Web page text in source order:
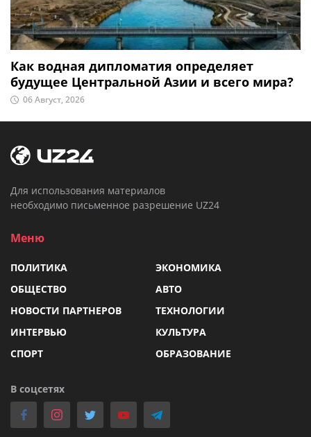
Как водная дипломатия определяет
будущее Центральной Азии и всего мира?
06 Август, 2026
Для использования материалов
необходимо письменное разрешение UZ24
Меню
ПОЛИТИКА
ЭКОНОМИКА
ОБЩЕСТВО
АВТО
НОВОСТИ ПАРТНЕРОВ
ТЕХНОЛОГИИ
ИНТЕРВЬЮ
КУЛЬТУРА
СПОРТ
ОБРАЗОВАНИЕ
В соцсетях